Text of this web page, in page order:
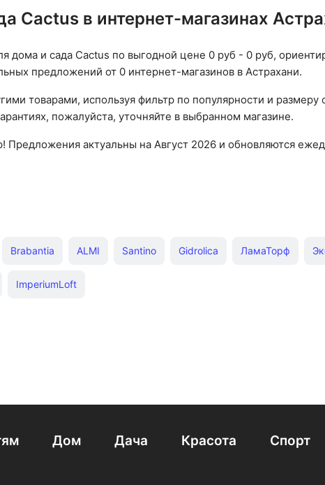
Cactus в интернет-магазинах
дома и сада Cactus по выгодной цене 0 руб - 0 руб,
предложений от 0 интернет-магазинов в Астрахани.
товарами, используя фильтр по популярности и
пожалуйста, уточняйте в выбранном магазине.
актуальны на Август 2026 и обновляются
Brabantia ALMI Santino Gidrolica ЛамаТорф
ImperiumLoft
Дом Дача Красота Спорт